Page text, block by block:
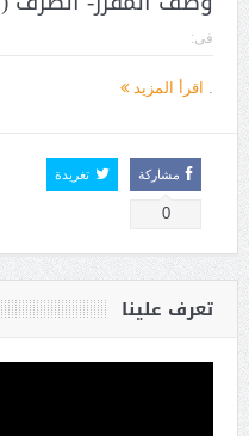
فى:
. اقرأ المزيد
مشاركة
0
تغريدة
تعرف علينا